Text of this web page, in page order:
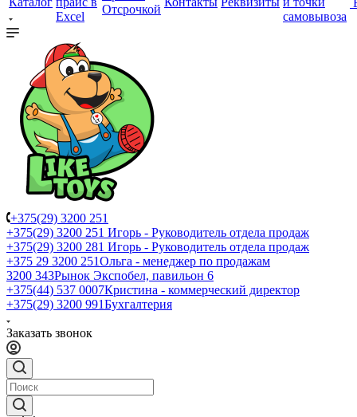
Excel
Отсрочкой
самовывоза
+375(29) 3200 251
+375(29) 3200 251 Игорь - Руководитель отдела продаж
+375(29) 3200 281 Игорь - Руководитель отдела продаж
+З75 29 3200 251Ольга - менеджер по продажам
3200 343Рынок Экспобел, павильон 6
+375(44) 537 0007Кристина - коммерческий директор
+375(29) 3200 991Бухгалтерия
Заказать звонок